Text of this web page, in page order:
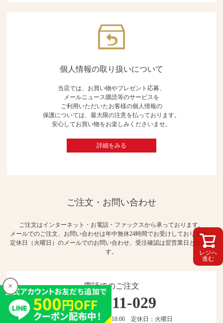
×
レジへ
進む
個人情報の取り扱いについて
当店では、お買い物やプレゼント応募、
メールニュース購読等のサービスを
ご利用いただいたお客様の個人情報の
保護については、最大限の注意を払っております。
安心してお買い物をお楽しみくださいませ。
詳細をみる
ご注文・お問い合わせ
ご注文はインターネット・お電話・ファックスから承っております。
メールでのご注文、お問い合わせは年中無休24時間でお受けしております。
定休日（火曜日）のメールでのお問い合わせ、受注確認は翌営業日となりま
す。
電話でのご注文
0120-211-029
お問合せ時間：10:00～18:00 定休日：火曜日